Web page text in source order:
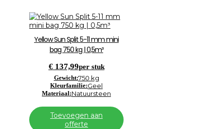
Yellow Sun Split 5-11 mm mini
bag 750 kg | 0,5m³
€137,99per stuk
Gewicht:750 kg
Kleurfamilie:Geel
Materiaal:Natuursteen
Toevoegen aan
offerte